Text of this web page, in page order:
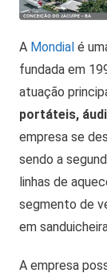
A Mondial é
fundada em
atuação
portáteis,
empresa se
sendo a
linhas de
segmento de
em
A empresa